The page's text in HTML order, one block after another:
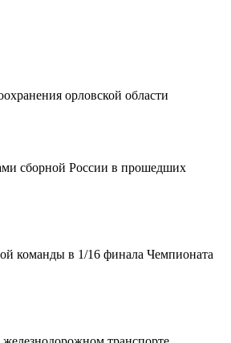
орловской облаcти
сборной России в прошедших
команды в 1/16 финала Чемпионата